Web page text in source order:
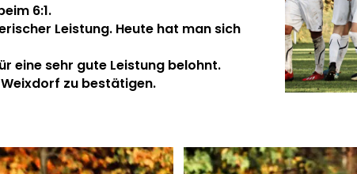
6:1.
Leistung. Heute hat man sich
eine sehr gute Leistung belohnt.
zu bestätigen.